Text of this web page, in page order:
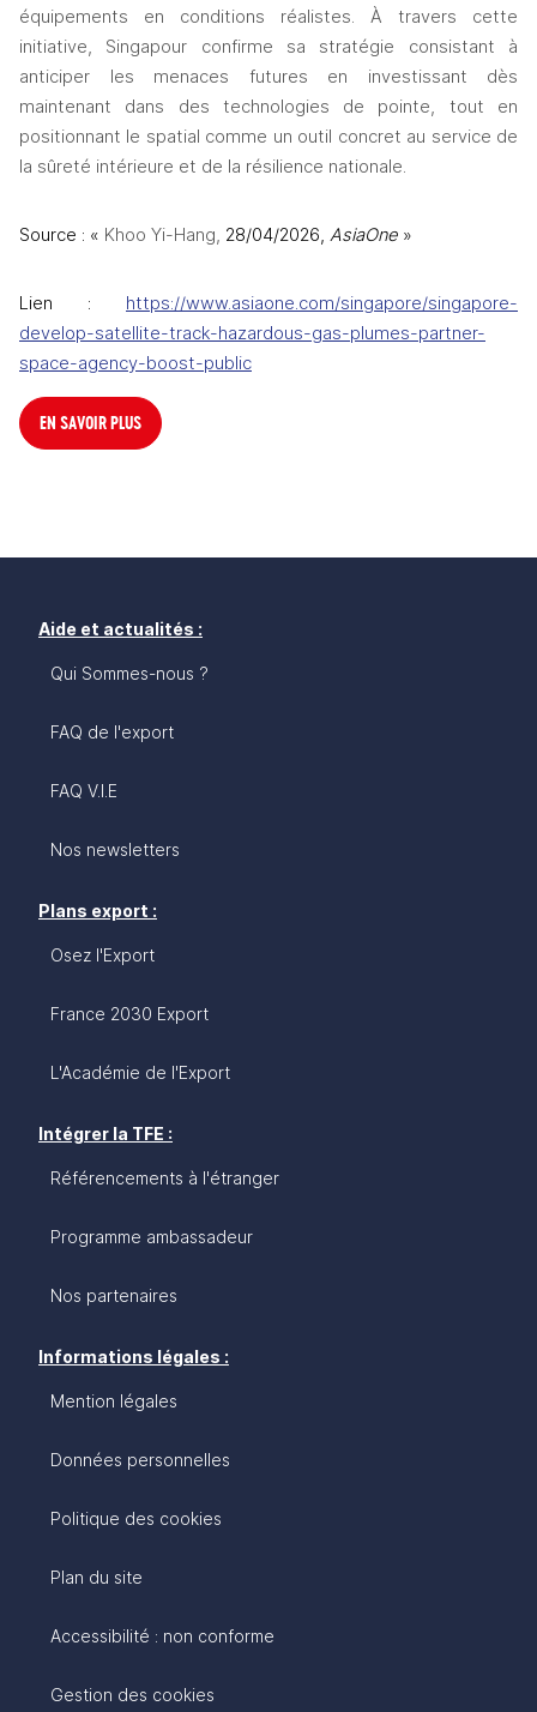
équipements en conditions réalistes. À travers cette
initiative, Singapour confirme sa stratégie consistant à
anticiper les menaces futures en investissant dès
maintenant dans des technologies de pointe, tout en
positionnant le spatial comme un outil concret au service de
la sûreté intérieure et de la résilience nationale.
Source : « Khoo Yi-Hang, 28/04/2026, AsiaOne »
Lien :
https://www.asiaone.com/singapore/singapore-
develop-satellite-track-hazardous-gas-plumes-partner-
space-agency-boost-public
EN SAVOIR PLUS
Aide et actualités :
Qui Sommes-nous ?
FAQ de l'export
FAQ V.I.E
Nos newsletters
Plans export :
Osez l'Export
France 2030 Export
L'Académie de l'Export
Intégrer la TFE :
Référencements à l'étranger
Programme ambassadeur
Nos partenaires
Informations légales :
Mention légales
Données personnelles
Politique des cookies
Plan du site
Accessibilité : non conforme
Gestion des cookies